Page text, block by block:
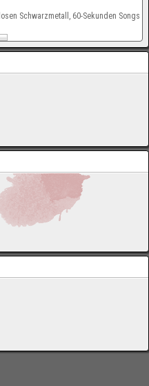
Schwarzmetall, 60-Sekunden Songs